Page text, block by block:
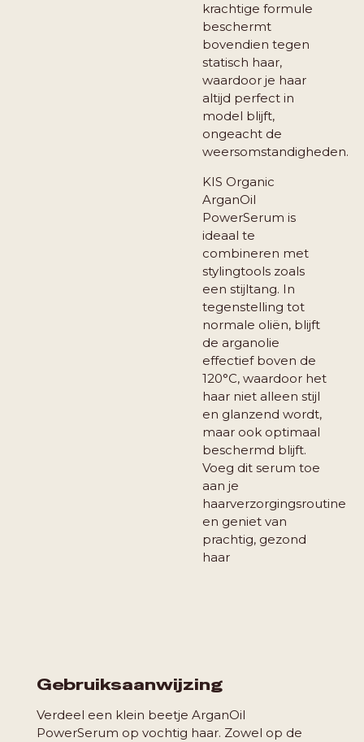
krachtige formule
beschermt
bovendien tegen
statisch haar,
waardoor je haar
altijd perfect in
model blijft,
ongeacht de
weersomstandigheden.
KIS Organic
ArganOil
PowerSerum is
ideaal te
combineren met
stylingtools zoals
een stijltang. In
tegenstelling tot
normale oliën, blijft
de arganolie
effectief boven de
120°C, waardoor het
haar niet alleen stijl
en glanzend wordt,
maar ook optimaal
beschermd blijft.
Voeg dit serum toe
aan je
haarverzorgingsroutine
en geniet van
prachtig, gezond
haar
Gebruiksaanwijzing
Verdeel een klein beetje ArganOil
PowerSerum op vochtig haar. Zowel op de